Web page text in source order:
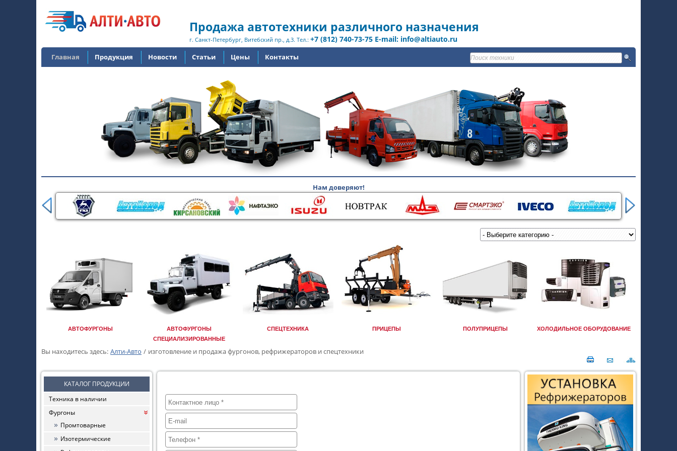
Продажа автотехники различного назначения
г. Санкт-Петербург, Витебский пр., д.3. Тел.: +7 (812) 740-73-75 E-mail: info@altiauto.ru
Главная Продукция Новости Статьи Цены Контакты
Нам доверяют!
АВТОФУРГОНЫ
АВТОФУРГОНЫ
СПЕЦИАЛИЗИРОВАННЫЕ
СПЕЦТЕХНИКА ПРИЦЕПЫ ПОЛУПРИЦЕПЫ ХОЛОДИЛЬНОЕ ОБОРУДОВАНИЕ
Вы находитесь здесь: Алти-Авто / изготовление и продажа фургонов, рефрижераторов и спецтехники
КАТАЛОГ ПРОДУКЦИИ
Техника в наличии
Фургоны
«
Промтоварные
Изотермические